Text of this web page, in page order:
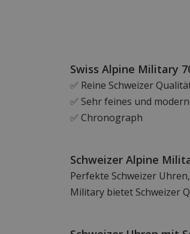
Swiss Alpine Military
✅ Reine Schweizer
✅ Sehr feines und
✅ Chronograph
Schweizer Alpine
Perfekte Schweizer
Military bietet Schweizer